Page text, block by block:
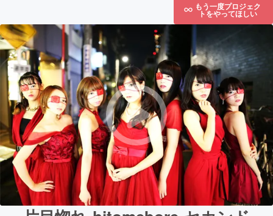
もう一度プロジェク
トをやってほしい